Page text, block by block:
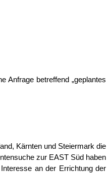
Anfrage betreffend „geplantes
Kärnten und Steiermark die
zur EAST Süd haben
an der Errichtung der